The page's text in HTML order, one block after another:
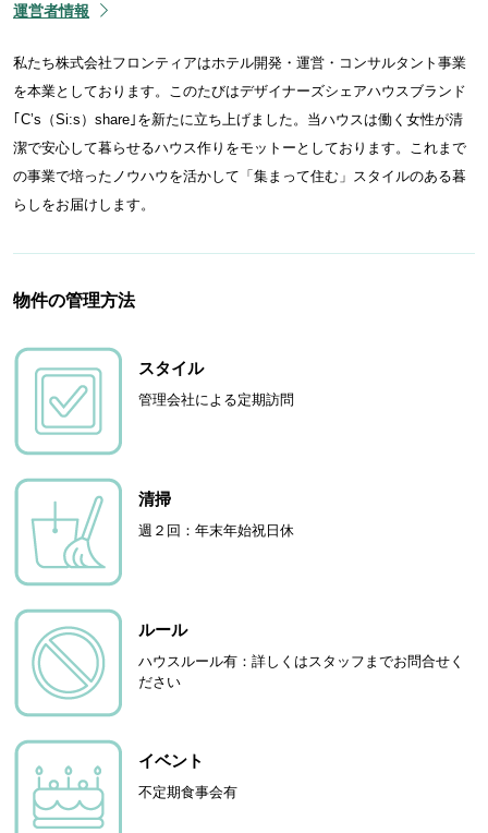
運営者情報
私たち株式会社フロンティアはホテル開発・運営・コンサルタント事業
を本業としております。このたびはデザイナーズシェアハウスブランド
｢C’s（Si:s）share｣を新たに立ち上げました。当ハウスは働く女性が清
潔で安心して暮らせるハウス作りをモットーとしております。これまで
の事業で培ったノウハウを活かして「集まって住む」スタイルのある暮
らしをお届けします。
物件の管理方法
スタイル
管理会社による定期訪問
清掃
週２回：年末年始祝日休
ルール
ハウスルール有：詳しくはスタッフまでお問合せく
ださい
イベント
不定期食事会有